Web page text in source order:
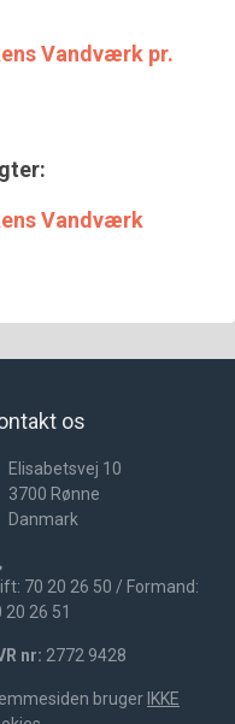
Vandværk pr.
Vandværk
os
Elisabetsvej 10
3700 Rønne
Danmark
70 20 26 50 / Formand:
20 26 51
nr: 2772 9428
bruger IKKE